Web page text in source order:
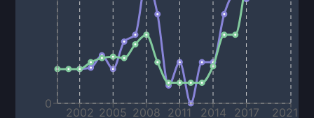
2002 2005 2008 2011 2014 2017 2021
0